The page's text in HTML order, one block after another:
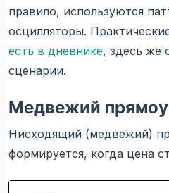
правило, используются
осцилляторы.
есть в дневнике, здесь же
сценарии.
Медвежий
Нисходящий (медвежий)
формируется, когда цена